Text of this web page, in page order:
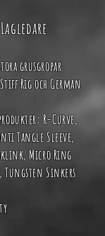
grusgropar
Stiff RigochGerman
R-Curve,
Tangle Sleeve,
Micro Ring
Tungsten Sinkers